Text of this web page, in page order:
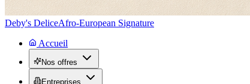
Deby's DeliceAfro-European Signature
Accueil
Nos offres
Entreprises